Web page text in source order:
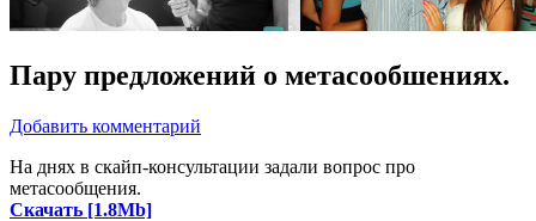
Пару предложений о метасообшениях.
Добавить комментарий
На днях в скайп-консультации задали вопрос про
метасообщения.
Скачать [1.8Mb]